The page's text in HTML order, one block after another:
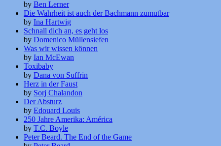
by Ben Lerner
Die Wahrheit ist auch der Bachmann zumutbar
by Ina Hartwig
Schnall dich an, es geht los
by Domenico Müllensiefen
Was wir wissen können
by Ian McEwan
Toxibaby
by Dana von Suffrin
Herz in der Faust
by Sorj Chalandon
Der Absturz
by Edouard Louis
250 Jahre Amerika: América
by T.C. Boyle
Peter Beard. The End of the Game